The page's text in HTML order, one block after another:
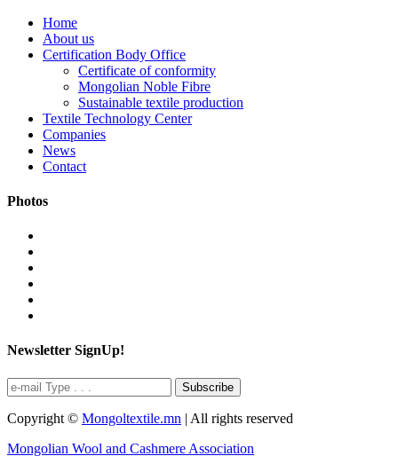
Home
About us
Certification Body Office
Certificate of conformity
Mongolian Noble Fibre
Sustainable textile production
Textile Technology Center
Companies
News
Contact
Photos
Newsletter SignUp!
Subscribe
Copyright © Mongoltextile.mn | All rights reserved
Mongolian Wool and Cashmere Association